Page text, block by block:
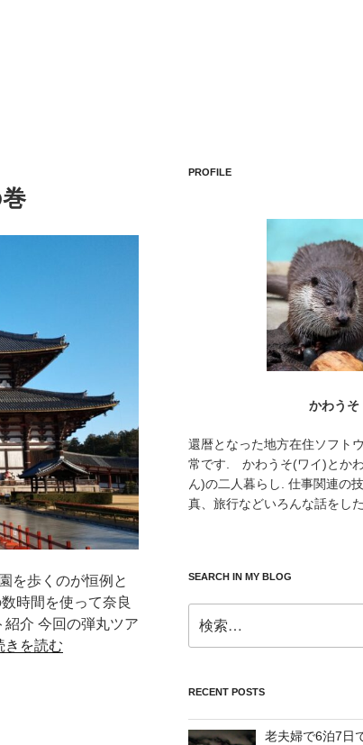
を歩くのが恒例と
時間を使って奈良
介 今回の弾丸ツア
きを読む
PROFILE
かわうそ
還暦となった地方在住ソフト
常です. かわうそ(ワイ)とか
ん)の二人暮らし. 仕事関連の
真、旅行などいろんな話をし
SEARCH IN MY BLOG
索:
RECENT POSTS
老夫婦で6泊7日